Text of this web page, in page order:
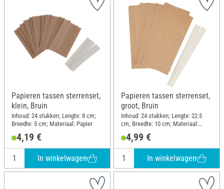
Papieren tassen sterrenset,
klein, Bruin
Inhoud: 24 stukken; Lengte: 8 cm;
Breedte: 5 cm; Materiaal: Papier
4,19 €
In winkelwagen
Papieren tassen sterrenset,
groot, Bruin
Inhoud: 24 stukken; Lengte: 22.5
cm; Breedte: 10 cm; Materiaal:
4,99 €
In winkelwagen